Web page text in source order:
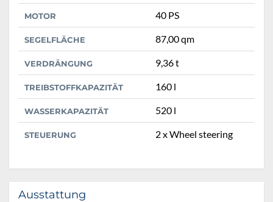
MOTOR 40 PS
SEGELFLÄCHE 87,00 qm
VERDRÄNGUNG 9,36 t
TREIBSTOFFKAPAZITÄT 160 l
WASSERKAPAZITÄT 520 l
STEUERUNG 2 x Wheel steering
Ausstattung